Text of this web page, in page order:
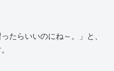
たらいいのにね～。」と、